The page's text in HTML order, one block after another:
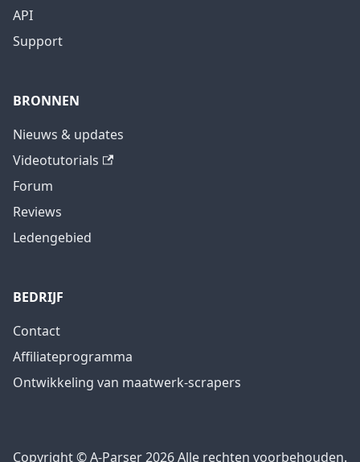
API
Support
BRONNEN
Nieuws & updates
Videotutorials
Forum
Reviews
Ledengebied
BEDRIJF
Contact
Affiliateprogramma
Ontwikkeling van maatwerk-scrapers
Copyright © A-Parser 2026 Alle rechten voorbehouden.